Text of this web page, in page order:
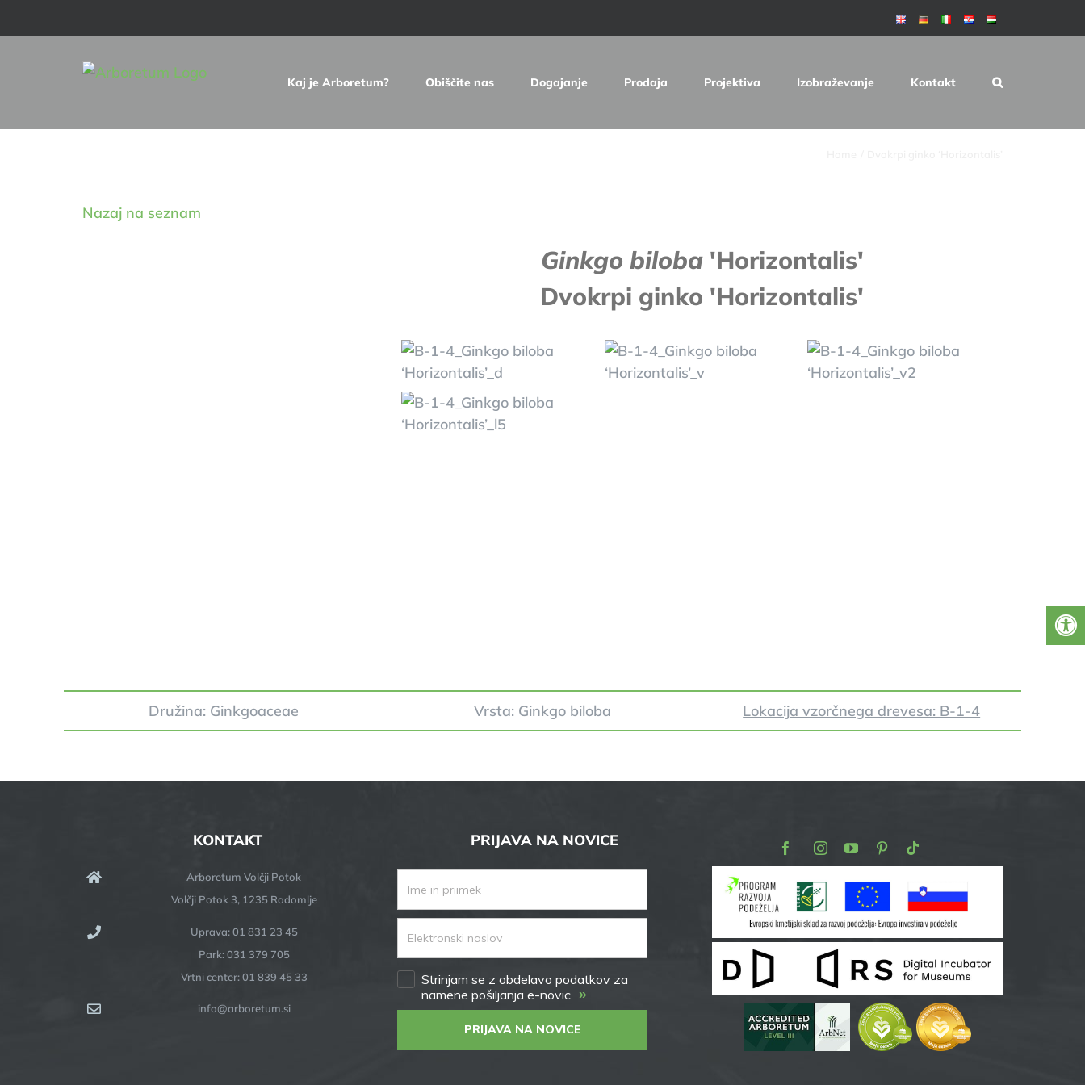
to
Kaj je Arboretum? Obiščite nas Dogajanje Prodaja Projektiva Izobraževanje Kontakt
Nazaj na seznam
Ginkgo biloba 'Horizontalis'
Dvokrpi ginko 'Horizontalis'
Družina: Ginkgoaceae Vrsta: Ginkgo biloba Lokacija vzorčnega drevesa: B-1-4
KONTAKT
Arboretum Volčji Potok
Volčji Potok 3, 1235 Radomlje
Uprava: 01 831 23 45
Park: 031 379 705
Vrtni center: 01 839 45 33
info@arboretum.si
PRIJAVA NA NOVICE
Strinjam se z obdelavo podatkov za
namene pošiljanja e-novic »
PRIJAVA NA NOVICE
FacebookInstagram
YoutubePinterest